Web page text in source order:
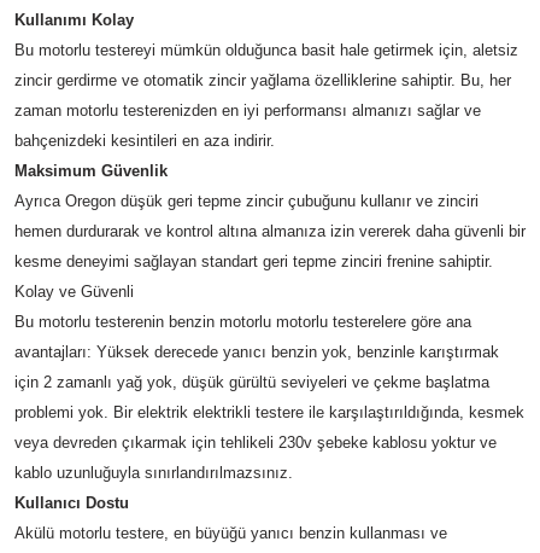
Kullanımı Kolay
Bu motorlu testereyi mümkün olduğunca basit hale getirmek için, aletsiz
zincir gerdirme ve otomatik zincir yağlama özelliklerine sahiptir. Bu, her
zaman motorlu testerenizden en iyi performansı almanızı sağlar ve
bahçenizdeki kesintileri en aza indirir.
Maksimum Güvenlik
Ayrıca Oregon düşük geri tepme zincir çubuğunu kullanır ve zinciri
hemen durdurarak ve kontrol altına almanıza izin vererek daha güvenli bir
kesme deneyimi sağlayan standart geri tepme zinciri frenine sahiptir.
Kolay ve Güvenli
Bu motorlu testerenin benzin motorlu motorlu testerelere göre ana
avantajları: Yüksek derecede yanıcı benzin yok, benzinle karıştırmak
için 2 zamanlı yağ yok, düşük gürültü seviyeleri ve çekme başlatma
problemi yok. Bir elektrik elektrikli testere ile karşılaştırıldığında, kesmek
veya devreden çıkarmak için tehlikeli 230v şebeke kablosu yoktur ve
kablo uzunluğuyla sınırlandırılmazsınız.
Kullanıcı Dostu
Akülü motorlu testere, en büyüğü yanıcı benzin kullanması ve